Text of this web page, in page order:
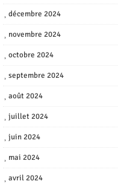
décembre 2024
novembre 2024
octobre 2024
septembre 2024
août 2024
juillet 2024
juin 2024
mai 2024
avril 2024